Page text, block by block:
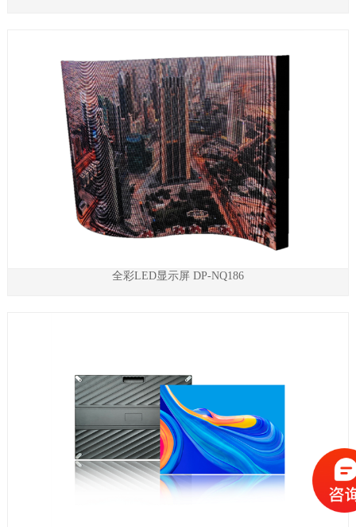
全彩LED显示屏 DP-NQ186